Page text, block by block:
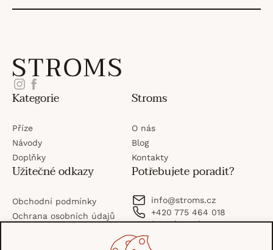
v
l
á
d
a
c
Z
á
p
a
t
Instagram
Facebook
Kategorie
Příze
Návody
Doplňky
Stroms
O nás
Blog
Kontakty
Užitečné odkazy
Obchodní podmínky
Ochrana osobních údajů
Potřebujete poradit?
info@stroms.cz
+420 775 464 018
(po–pá: 8–16)